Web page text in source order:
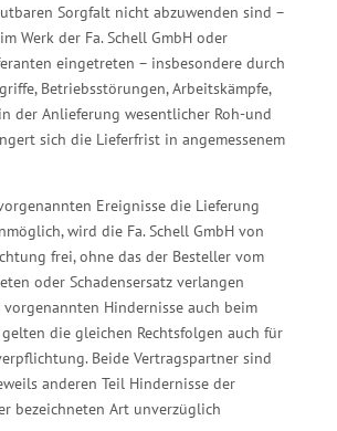
Sorgfalt nicht abzuwenden sind –
Werk der Fa. Schell GmbH oder
eingetreten – insbesondere durch
Betriebsstörungen, Arbeitskämpfe,
der Anlieferung wesentlicher Roh-und
sich die Lieferfrist in angemessenem
Ereignisse die Lieferung
wird die Fa. Schell GmbH von
frei, ohne das der Besteller vom
oder Schadensersatz verlangen
vorgenannten Hindernisse auch beim
die gleichen Rechtsfolgen auch für
Beide Vertragspartner sind
anderen Teil Hindernisse der
bezeichneten Art unverzüglich